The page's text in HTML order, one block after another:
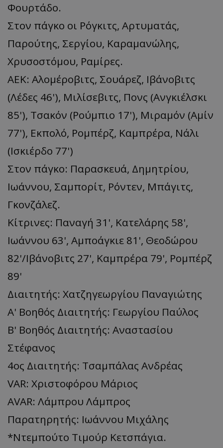
Φουρτάδο.
Στον πάγκο οι Ρόγκιτς, Αρτυματάς,
Παρούτης, Σεργίου, Καραμανώλης,
Χρυσοστόμου, Ραμίρες.
ΑΕΚ: Αλομέροβιτς, Σουάρεζ, Ιβάνοβιτς
(Λέδες 46'), Μιλίσεβιτς, Πονς (Ανγκιέλσκι
85'), Τσακόν (Ρούμπιο 17'), Μιραμόν (Αμίν
77'), Εκπολό, Ρομπέρζ, Καμπρέρα, Νάλι
(Ισκιέρδο 77')
Στον πάγκο: Παρασκευά, Δημητρίου,
Ιωάννου, Σαμπορίτ, Ρόντεν, Μπάγιτς,
Γκονζάλεζ.
Κίτρινες: Παναγή 31', Κατελάρης 58',
Ιωάννου 63', Aμποάγκιε 81', Θεοδώρου
82'/Ιβάνοβιτς 27', Καμπρέρα 79', Ρομπέρζ
89'
Διαιτητής: Χατζηγεωργίου Παναγιώτης
Α' Βοηθός Διαιτητής: Γεωργίου Παύλος
Β' Βοηθός Διαιτητής: Αναστασίου
Στέφανος
4ος Διαιτητής: Τσαμπάλας Ανδρέας
VAR: Χριστοφόρου Μάριος
AVAR: Λάμπρου Λάμπρος
Παρατηρητής: Ιωάννου Μιχάλης
*Ντεμπούτο Τιμούρ Κετσπάγια.